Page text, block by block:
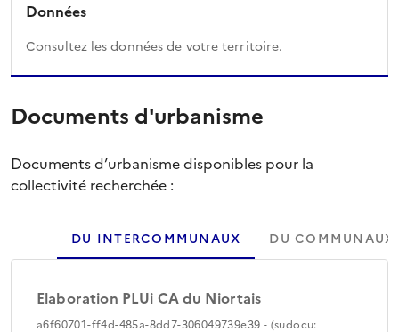
Données
Consultez les données de votre territoire.
Documents d'urbanisme
Documents d’urbanisme disponibles pour la
collectivité recherchée :
DU INTERCOMMUNAUX DU COMMUNAUX
Elaboration PLUi CA du Niortais
a6f60701-ff4d-485a-8dd7-306049739e39 - (sudocu: